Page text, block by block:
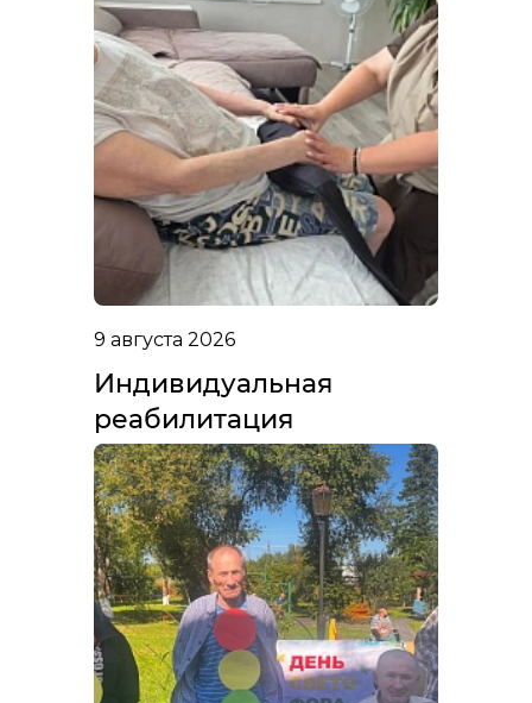
9 августа 2026
Индивидуальная
реабилитация